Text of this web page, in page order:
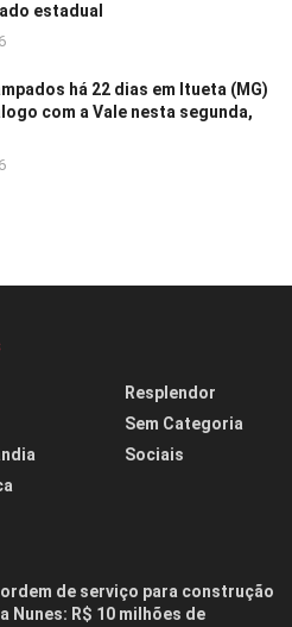
estadual
há 22 dias em Itueta (MG)
com a Vale nesta segunda,
Resplendor
Sem Categoria
Sociais
de serviço para construção
Nunes: R$ 10 milhões de